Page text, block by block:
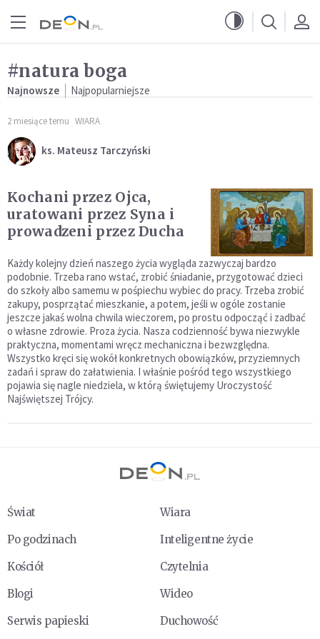
#natura boga
Najnowsze Najpopularniejsze
2 miesiące temu WIARA
ks. Mateusz Tarczyński
Kochani przez Ojca,
uratowani przez Syna i
prowadzeni przez Ducha
Każdy kolejny dzień naszego życia wygląda zazwyczaj bardzo
podobnie. Trzeba rano wstać, zrobić śniadanie, przygotować dzieci
do szkoły albo samemu w pośpiechu wybiec do pracy. Trzeba zrobić
zakupy, posprzątać mieszkanie, a potem, jeśli w ogóle zostanie
jeszcze jakaś wolna chwila wieczorem, po prostu odpocząć i zadbać
o własne zdrowie. Proza życia. Nasza codzienność bywa niezwykle
praktyczna, momentami wręcz mechaniczna i bezwzględna.
Wszystko kręci się wokół konkretnych obowiązków, przyziemnych
zadań i spraw do załatwienia. I właśnie pośród tego wszystkiego
pojawia się nagle niedziela, w którą świętujemy Uroczystość
Najświętszej Trójcy.
Świat
Wiara
Po godzinach
Inteligentne życie
Kościół
Czytelnia
Blogi
Wideo
Serwis papieski
Duchowość